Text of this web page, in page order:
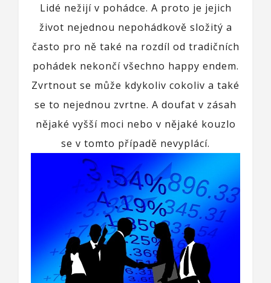
Lidé nežijí v pohádce. A proto je jejich
život nejednou nepohádkově složitý a
často pro ně také na rozdíl od tradičních
pohádek nekončí všechno happy endem.
Zvrtnout se může kdykoliv cokoliv a také
se to nejednou zvrtne. A doufat v zásah
nějaké vyšší moci nebo v nějaké kouzlo
se v tomto případě nevyplácí.